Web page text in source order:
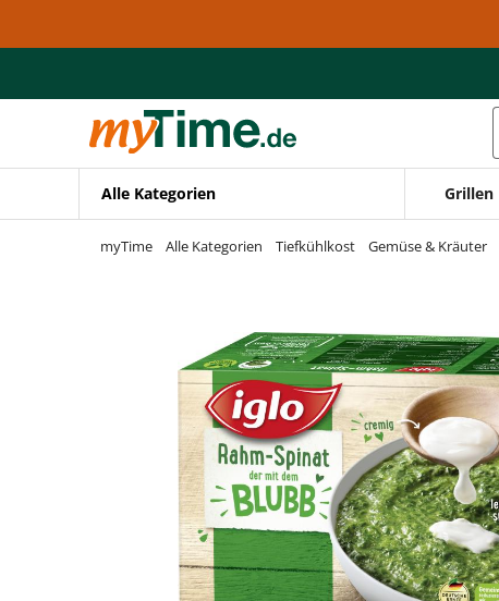
Zur Navigation springen
Alle Kategorien Grillen
myTime Alle Kategorien Tiefkühlkost Gemüse & Kräuter